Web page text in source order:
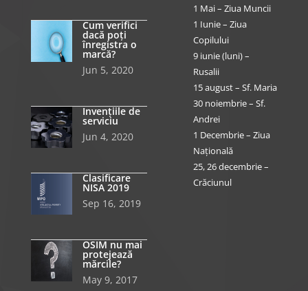
Cum verifici
dacă poți
înregistra o
marcă?
Jun 5, 2020
Invențiile de
serviciu
Jun 4, 2020
Clasificare
NISA 2019
Sep 16, 2019
OSIM nu mai
protejează
mărcile?
May 9, 2017
1 Mai – Ziua Muncii
1 Iunie – Ziua
Copilului
9 iunie (luni) –
Rusalii
15 august – Sf. Maria
30 noiembrie – Sf.
Andrei
1 Decembrie – Ziua
Națională
25, 26 decembrie –
Crăciunul